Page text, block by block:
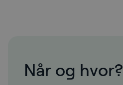
Når og hvor?